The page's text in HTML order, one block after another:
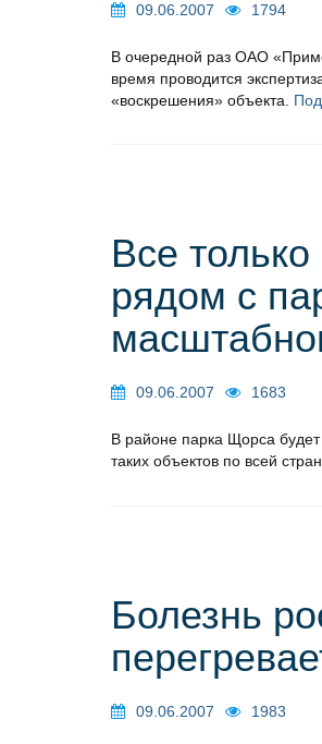
09.06.2007 1794
В очередной раз ОАО
время проводится
«воскрешения» объекта.
Все
рядом с
09.06.2007 1683
В районе парка Щорса
таких объектов по всей
Болезнь
09.06.2007 1983